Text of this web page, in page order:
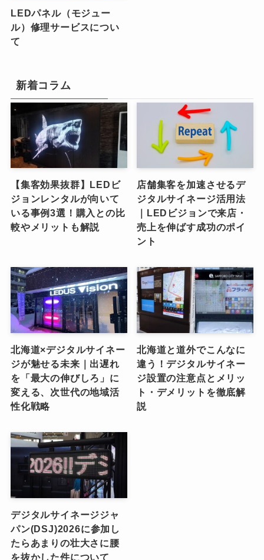
LEDパネル（モジュー
ル）修理サービスについ
て
新着コラム
【集客効果抜群】LEDビ
ジョンレンタルが向いて
いる事例3選！購入との比
較やメリットも解説
店舗集客を加速させるデ
ジタルサイネージ活用法
｜LEDビジョンで来店・
売上を伸ばす成功のポイ
ント
北海道×デジタルサイネー
ジが魅せる未来｜出遅れ
を「最大の伸びしろ」に
変える、次世代の地域活
性化戦略
北海道と道外でこんなに
違う！デジタルサイネー
ジ設置の注意点とメリッ
ト・デメリットを徹底解
説
デジタルサイネージジャ
パン(DSJ)2026に参加し
たらあまりの壮大さに腰
を抜かした件について